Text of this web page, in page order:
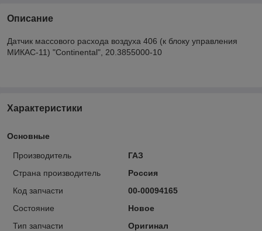
Описание
Датчик массового расхода воздуха 406 (к блоку управления
МИКАС-11) "Continental", 20.3855000-10
Характеристики
Основные
Производитель
ГАЗ
Страна производитель
Россия
Код запчасти
00-00094165
Состояние
Новое
Тип запчасти
Оригинал